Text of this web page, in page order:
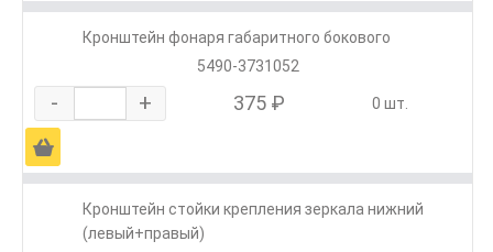
Кронштейн фонаря габаритного бокового
5490-3731052
- + 375 ₽ 0 шт.
Ä
Кронштейн стойки крепления зеркала нижний
(левый+правый)